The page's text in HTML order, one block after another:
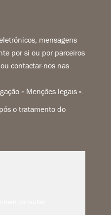
mensagens
por si ou por parceiros
contactar-nos nas
« Menções legais ».
o tratamento do